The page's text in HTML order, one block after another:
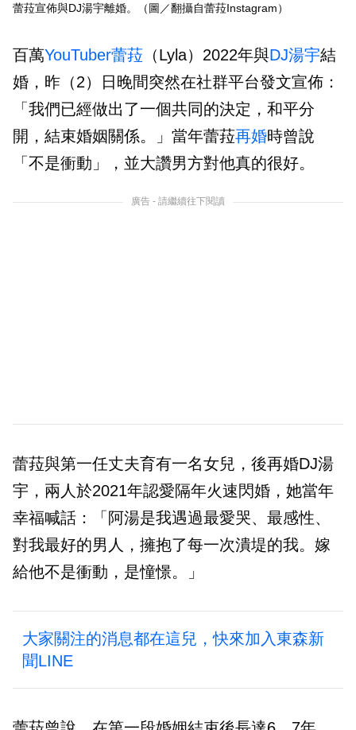
蕾菈宣佈與DJ湯宇離婚。（圖／翻攝自蕾菈Instagram）
百萬YouTuber蕾菈 （Lyla）2022年與DJ湯宇結
婚，昨（2）日晚間突然在社群平台發文宣佈：
「我們已經做出了一個共同的決定，和平分
開，結束婚姻關係。」當年蕾菈再婚時曾說
「不是衝動」，並大讚男方對他真的很好。
廣告 - 請繼續往下閱讀
蕾菈與第一任丈夫育有一名女兒，後再婚DJ湯
宇，兩人於2021年認愛隔年火速閃婚，她當年
幸福喊話：「阿湯是我遇過最愛哭、最感性、
對我最好的男人，擁抱了每一次潰堤的我。嫁
給他不是衝動，是憧憬。」
大家關注的消息都在這兒，快來加入東森新
聞LINE